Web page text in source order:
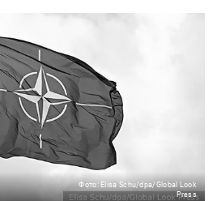
Фото: Elisa Schu/dpa/Global Look
Press